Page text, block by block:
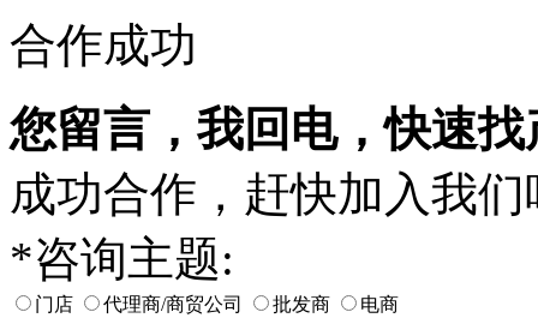
合作成功
您留言，我回电，快速找
成功合作，赶快加入我们
*咨询主题:
门店 代理商/商贸公司 批发商 电商